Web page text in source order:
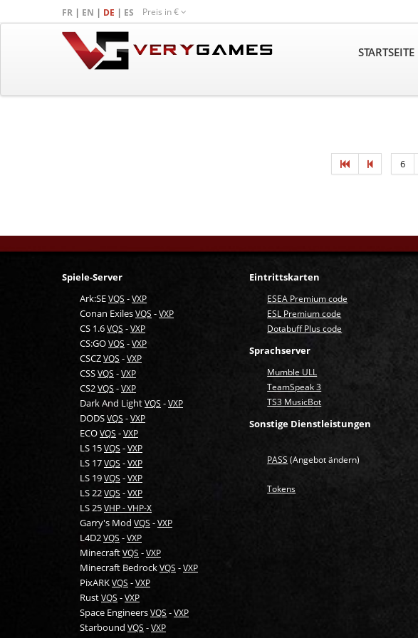
FR | EN | DE | ES Preis in€
STARTSEITE
6
Spiele-Server
Ark:SEVQS -VXP
Conan ExilesVQS -VXP
CS 1.6VQS -VXP
CS:GOVQS -VXP
CSCZVQS -VXP
CSSVQS -VXP
CS2VQS -VXP
Dark And LightVQS -VXP
DODSVQS -VXP
ECOVQS -VXP
LS 15VQS -VXP
LS 17VQS -VXP
LS 19VQS -VXP
LS 22VQS -VXP
LS 25VHP - VHP-X
Garry's Mod VQS -VXP
L4D2VQS -VXP
MinecraftVQS -VXP
Minecraft BedrockVQS -VXP
PixARKVQS -VXP
RustVQS -VXP
Space EngineersVQS -VXP
Starbound VQS -VXP
Eintrittskarten
ESEA Premium code
ESL Premium code
Dotabuff Plus code
Sprachserver
Mumble ULL
TeamSpeak 3
TS3 MusicBot
Sonstige Dienstleistungen
PASS (Angebot ändern)
Tokens